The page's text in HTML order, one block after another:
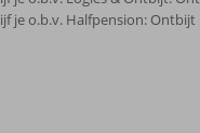
je o.b.v. Halfpension: